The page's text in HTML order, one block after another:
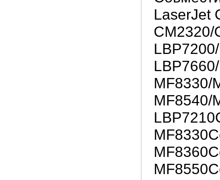
LaserJet
CM2320/
MF8330/
MF8540/